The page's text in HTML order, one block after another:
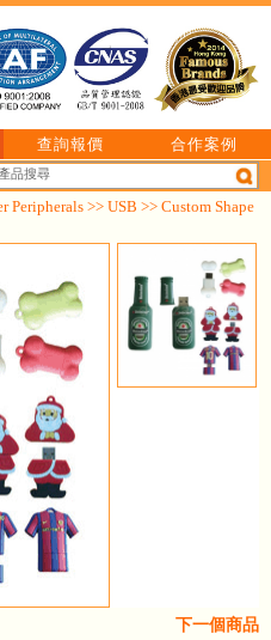
查詢報價
合作案例
Peripherals>> USB >> Custom Shape
下一個商品